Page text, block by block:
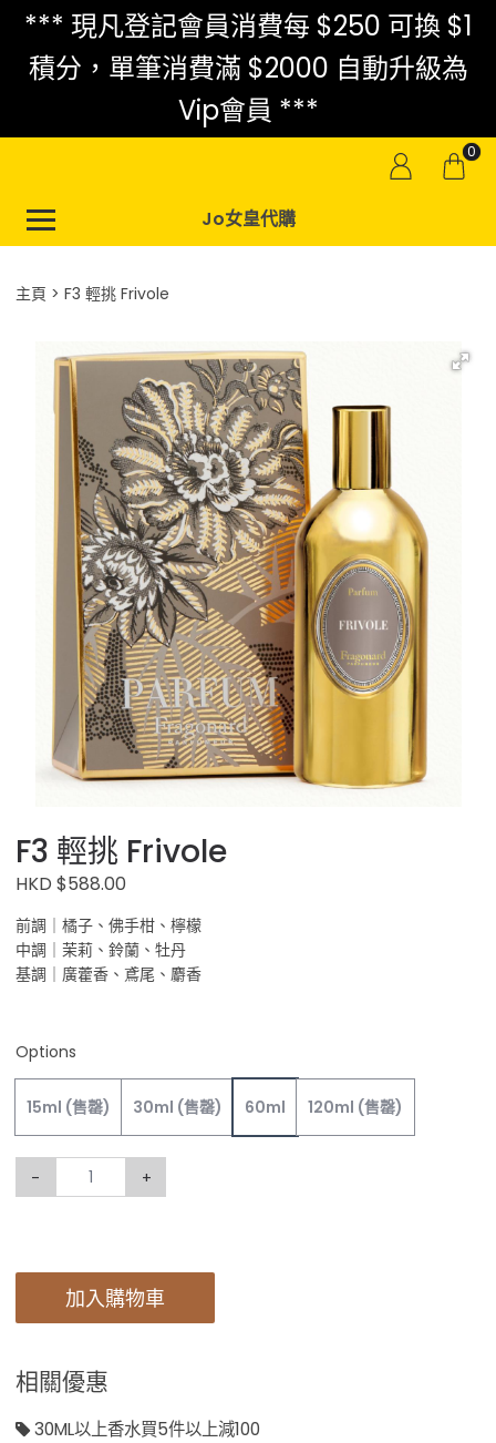
*** 現凡登記會員消費每 $250 可換 $1
積分，單筆消費滿 $2000 自動升級為
Vip會員 ***
0
Jo女皇代購
主頁 F3 輕挑 Frivole
F3 輕挑 Frivole
HKD $588.00
前調｜橘子、佛手柑、檸檬
中調｜茉莉、鈴蘭、牡丹
基調｜廣藿香、鳶尾、麝香
Options
15ml (售罄) 30ml (售罄) 60ml 120ml (售罄)
- +
加入購物車
相關優惠
30ML以上香水買5件以上減100